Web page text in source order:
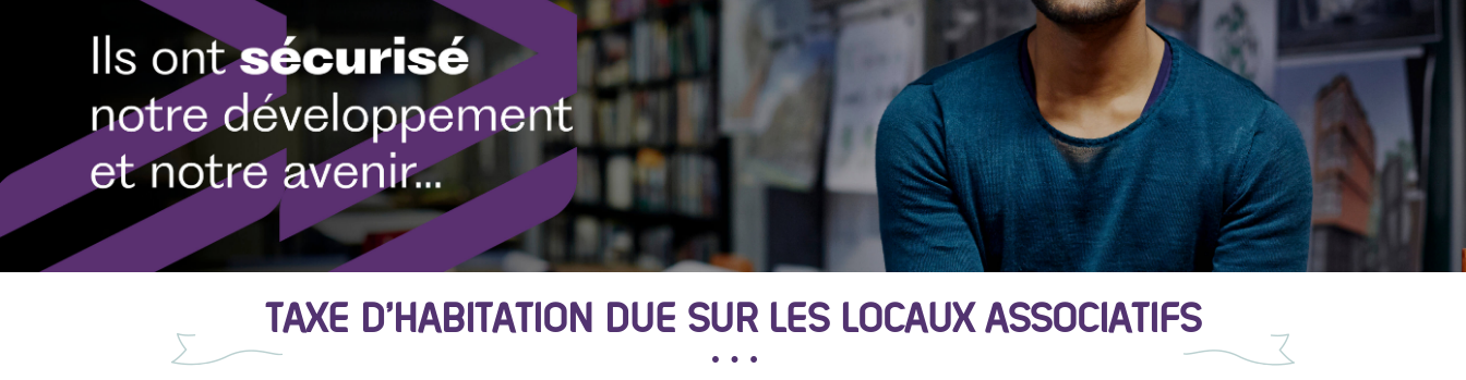
TAXE D’HABITATION DUE SUR LES LOCAUX ASSOCIATIFS